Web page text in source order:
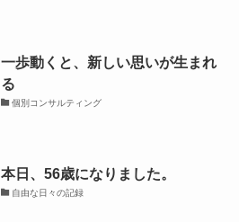
一歩動くと、新しい思いが生まれ
る
個別コンサルティング
本日、56歳になりました。
自由な日々の記録